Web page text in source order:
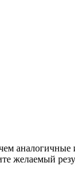
желаемый